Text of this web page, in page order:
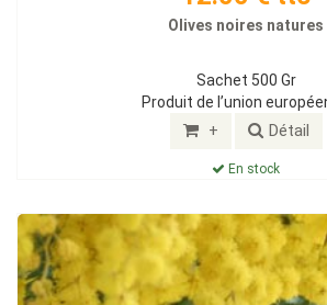
Olives noires natures
Sachet 500 Gr
Produit de l’union
+ Détail
En stock